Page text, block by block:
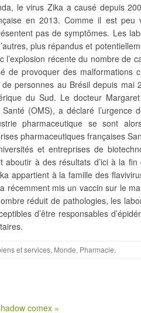
le virus Zika a causé depuis
en 2013. Comme il est
pas de symptômes. Les
plus répandus et
l’explosion récente du nombre de
de provoquer des
personnes au Brésil depuis mai
du Sud. Le docteur
(OMS), a déclaré l’urgence
pharmaceutique se sont
pharmaceutiques françaises
et entreprises de
aboutir à des résultats d’ici à la fin
appartient à la famille des
récemment mis un vaccin sur le
réduit de pathologies, les
d’être responsables
et services, Monde, Pharmacie.
comex »